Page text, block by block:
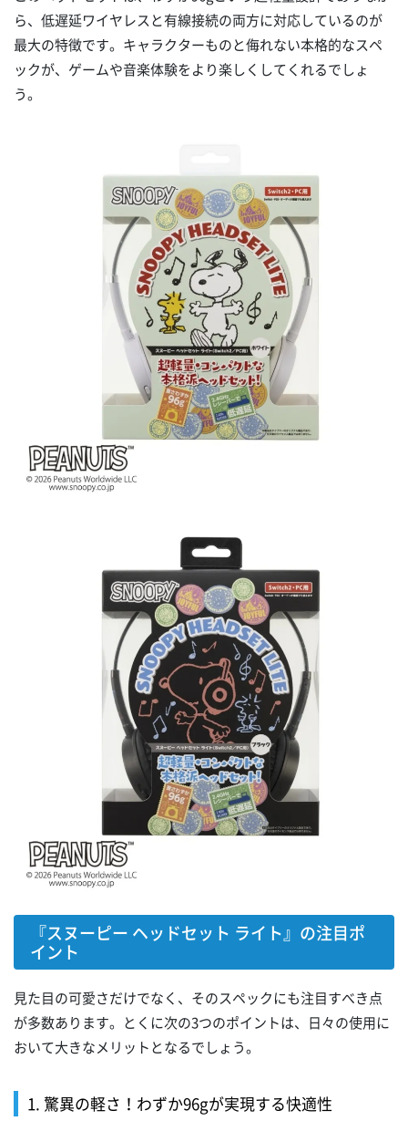
ら、低遅延ワイヤレスと有線接続の両方に対応しているのが
最大の特徴です。キャラクターものと侮れない本格的なスペ
ックが、ゲームや音楽体験をより楽しくしてくれるでしょ
う。
『スヌーピー ヘッドセット ライト』の注目ポ
イント
見た目の可愛さだけでなく、そのスペックにも注目すべき点
が多数あります。とくに次の3つのポイントは、日々の使用に
おいて大きなメリットとなるでしょう。
1. 驚異の軽さ！わずか96gが実現する快適性